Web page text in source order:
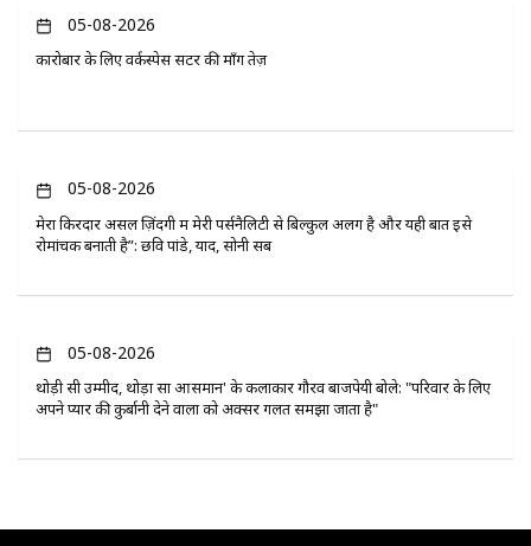
05-08-2026
कारोबार के लिए वर्कस्पेस सेंटर की माँग तेज़
05-08-2026
मेरा किरदार असल ज़िंदगी में मेरी पर्सनैलिटी से बिल्कुल अलग है और यही बात इसे
रोमांचक बनाती है”: छवि पांडे, यादें, सोनी सब
05-08-2026
थोड़ी सी उम्मीद, थोड़ा सा आसमान' के कलाकार गौरव बाजपेयी बोले: "परिवार के लिए
अपने प्यार की कुर्बानी देने वालों को अक्सर गलत समझा जाता है"